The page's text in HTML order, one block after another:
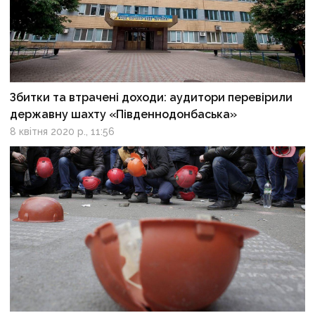
Збитки та втрачені доходи: аудитори перевірили
державну шахту «Південнодонбаська»
8 квітня 2020 р., 11:56